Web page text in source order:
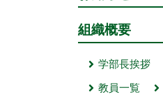
組織概要
学部長挨拶
教員一覧